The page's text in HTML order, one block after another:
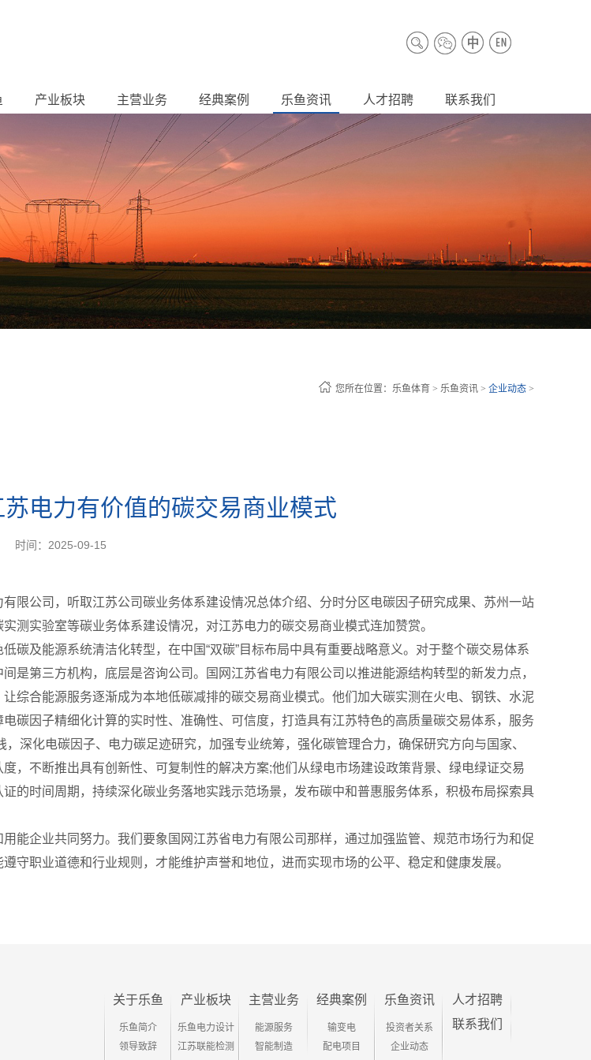
产业板块 主营业务 经典案例 乐鱼资讯 人才招聘 联系我们
您所在位置： 乐鱼体育 > 乐鱼资讯 > 企业动态 >
电力有价值的碳交易商业模式
时间：2025-09-15
限公司，听取江苏公司碳业务体系建设情况总体介绍、分时分区电碳因子研究成果、苏州一站
测实验室等碳业务体系建设情况，对江苏电力的碳交易商业模式连加赞赏。
碳及能源系统清洁化转型，在中国“双碳”目标布局中具有重要战略意义。对于整个碳交易体系
是第三方机构，底层是咨询公司。国网江苏省电力有限公司以推进能源结构转型的新发力点，
综合能源服务逐渐成为本地低碳减排的碳交易商业模式。他们加大碳实测在火电、钢铁、水泥
碳因子精细化计算的实时性、准确性、可信度，打造具有江苏特色的高质量碳交易体系，服务
深化电碳因子、电力碳足迹研究，加强专业统筹，强化碳管理合力，确保研究方向与国家、
，不断推出具有创新性、可复制性的解决方案;他们从绿电市场建设政策背景、绿电绿证交易
的时间周期，持续深化碳业务落地实践示范场景，发布碳中和普惠服务体系，积极布局探索具
能企业共同努力。我们要象国网江苏省电力有限公司那样，通过加强监管、规范市场行为和促
守职业道德和行业规则，才能维护声誉和地位，进而实现市场的公平、稳定和健康发展。
关于乐鱼
乐鱼简介
领导致辞
产业板块
乐鱼电力设计
江苏联能检测
主营业务
能源服务
智能制造
经典案例
输变电
配电项目
乐鱼资讯
投资者关系
企业动态
人才招聘
联系我们